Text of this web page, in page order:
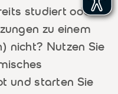
studiert oder
zu einem
nicht? Nutzen Sie
und starten Sie